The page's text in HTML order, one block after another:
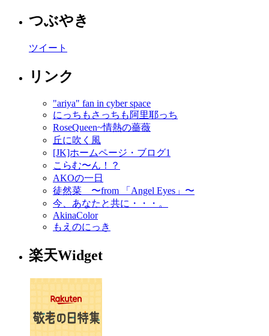
つぶやき
ツイート
リンク
"ariya" fan in cyber space
にっちもさっちも阿里耶っち
RoseQueen~情熱の薔薇
丘に吹く風
[JK]ホームページ・ブログ1
こらむ〜ん！？
AKOの一日
徒然菜 〜from 「Angel Eyes」〜
今、あなたと共に・・・。
AkinaColor
もえのにっき
楽天Widget